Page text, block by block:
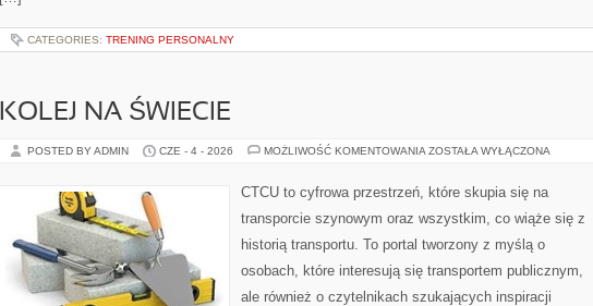
CATEGORIES: TRENING PERSONALNY
KOLEJ NA ŚWIECIE
POSTED BY ADMIN CZE - 4 - 2026 MOŻLIWOŚĆ KOMENTOWANIA KOLEJ
ZOSTAŁA WYŁĄCZONA
CTCU to cyfrowa przestrzeń, które skupia się na
transporcie szynowym oraz wszystkim, co wiąże się z
historią transportu. To portal tworzony z myślą o
osobach, które interesują się transportem publicznym,
ale również o czytelnikach szukających inspiracji